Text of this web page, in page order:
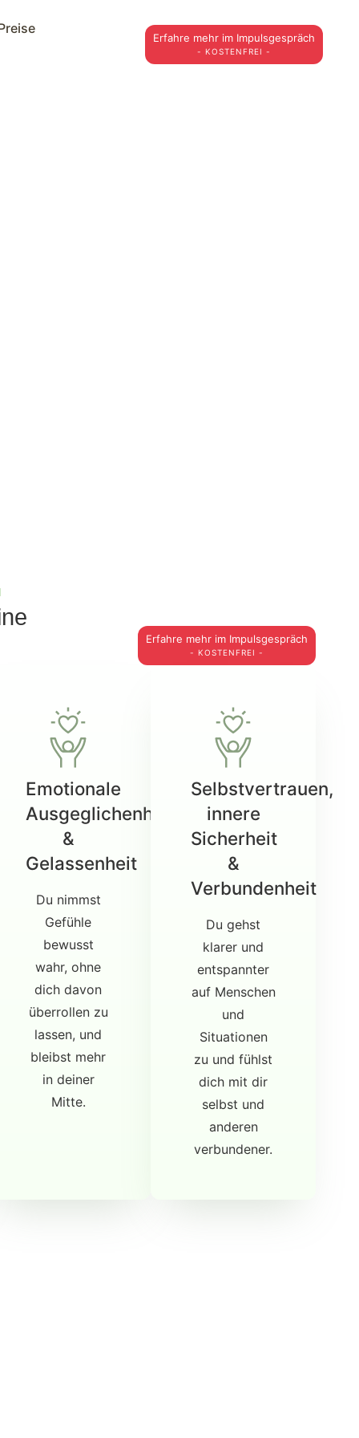
Erfahre mehr im Impulsgespräch
- KOSTENFREI -
Erfahre mehr im Impulsgespräch
- KOSTENFREI -
Emotionale
Ausgeglichenheit
&
Gelassenheit
Du nimmst
Gefühle
bewusst
wahr, ohne
dich davon
überrollen zu
lassen, und
bleibst mehr
in deiner
Mitte.
Selbstvertrauen,
innere
Sicherheit
&
Verbundenheit
Du gehst
klarer und
entspannter
auf Menschen
und
Situationen
zu und fühlst
dich mit dir
selbst und
anderen
verbundener.